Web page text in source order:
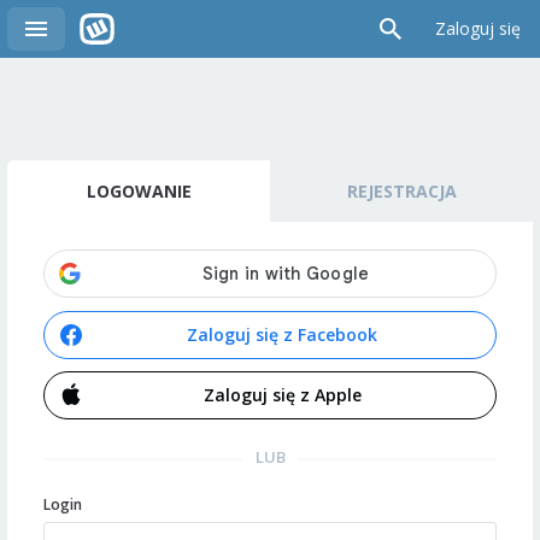
Zaloguj się
LOGOWANIE REJESTRACJA
Zaloguj się z Facebook
Zaloguj się z Apple
LUB
Login